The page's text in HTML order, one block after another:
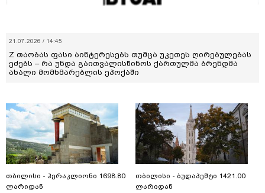
21.07.2026 / 14:45
Z თაობას ფასი აინტერესებს თუმცა უკეთეს ღირებულებას
ეძებს – რა უნდა გაითვალისწინოს ქართულმა ბრენდმა
ახალი მომხმარებლის ეპოქაში
თბილისი - ჰერაკლიონი 1698.80
ლარიდან
თბილისი - ბუდაპეშტი 1421.00
ლარიდან